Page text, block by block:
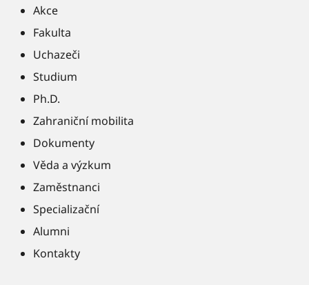
Akce
Fakulta
Uchazeči
Studium
Ph.D.
Zahraniční mobilita
Dokumenty
Věda a výzkum
Zaměstnanci
Specializační
Alumni
Kontakty